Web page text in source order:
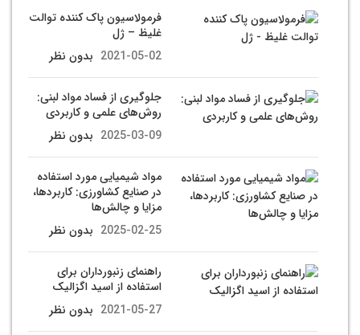
فرمولاسیون پاک کننده توالت
غلیظ – ژل
2021-05-02 بدون نظر
جلوگیری از فساد مواد لبنی:
روش‌های علمی و کاربردی
2025-03-09 بدون نظر
مواد شیمیایی مورد استفاده
در صنایع کشاورزی: کاربردها،
مزایا و چالش‌ها
2025-02-25 بدون نظر
راهنمای زنبورداران برای
استفاده از اسید اگزالیک
2021-05-27 بدون نظر